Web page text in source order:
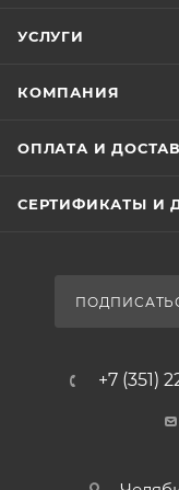
УСЛУГИ
КОМПАНИЯ
ОПЛАТА И
СЕРТИФИКАТЫ И
+7 (351)